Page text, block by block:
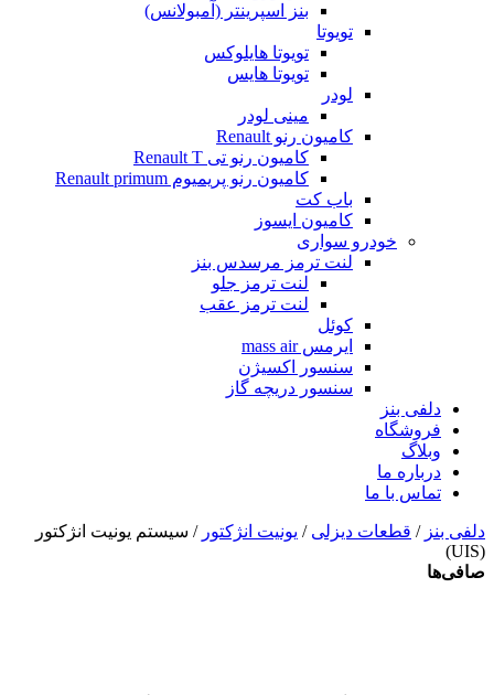
بنز اسپرینتر (آمبولانس)
تویوتا
تویوتا هایلوکس
تویوتا هایس
لودر
مینی لودر
کامیون رنو Renault
کامیون رنو تی Renault T
کامیون رنو پریمیوم Renault primum
باب کت
کامیون ایسوز
خودرو سواری
لنت ترمز مرسدس بنز
لنت ترمز جلو
لنت ترمز عقب
کوئل
ایرمس mass air
سنسور اکسیژن
سنسور دریچه گاز
دلفی بنز
فروشگاه
وبلاگ
درباره ما
تماس با ما
دلفی بنز / قطعات دیزلی / یونیت انژکتور / سیستم یونیت انژکتور
(UIS)
صافی‌ها